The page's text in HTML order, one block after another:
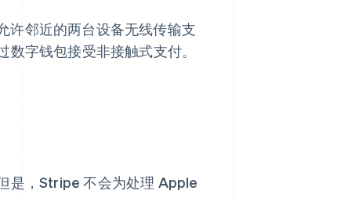
邻近的两台设备无线传输支
数字钱包接受非接触式支付。
是，Stripe 不会为处理 Apple